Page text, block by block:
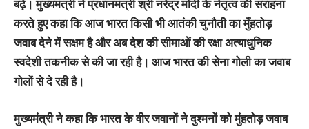
बढ़ें। मुख्यमंत्री ने प्रधानमंत्री श्री नरेंद्र मोदी के नेतृत्व की सराहना
करते हुए कहा कि आज भारत किसी भी आतंकी चुनौती का मुँहतोड़
जवाब देने में सक्षम है और अब देश की सीमाओं की रक्षा अत्याधुनिक
स्वदेशी तकनीक से की जा रही है। आज भारत की सेना गोली का जवाब
गोलों से दे रही है।
मुख्यमंत्री ने कहा कि भारत के वीर जवानों ने दुश्मनों को मुंहतोड़ जवाब